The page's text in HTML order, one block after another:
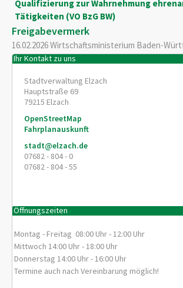
Qualifizierung zur Wahrnehmung
Tätigkeiten (VO BzG BW)
Freigabevermerk
16.02.2026 Wirtschaftsministerium Baden-
Ihr Kontakt zu uns
Stadtverwaltung Elzach
Hauptstraße 69
79215 Elzach
OpenStreetMap
Fahrplanauskunft
stadt@elzach.de
07682 - 804 - 0
07682 - 804 - 55
Öffnungszeiten
Montag - Freitag 08:00 Uhr - 12:00 Uhr
Mittwoch 14:00 Uhr - 18:00 Uhr
Donnerstag 14:00 Uhr - 16:00 Uhr
Termine auch nach Vereinbarung möglich!